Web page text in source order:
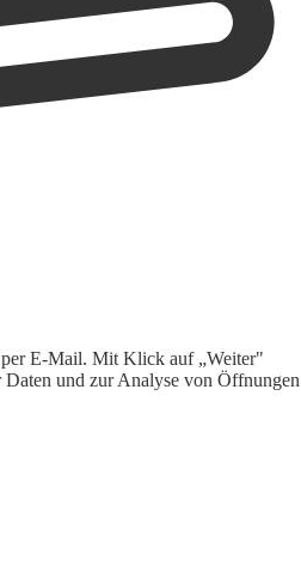
per E-Mail. Mit Klick auf „Weiter"
und zur Analyse von Öffnungen